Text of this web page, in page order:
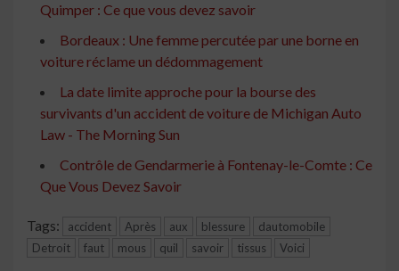
Quimper : Ce que vous devez savoir
Bordeaux : Une femme percutée par une borne en
voiture réclame un dédommagement
La date limite approche pour la bourse des
survivants d'un accident de voiture de Michigan Auto
Law - The Morning Sun
Contrôle de Gendarmerie à Fontenay-le-Comte : Ce
Que Vous Devez Savoir
Tags: accident Après aux blessure
dautomobile
Detroit
faut mous quil savoir tissus Voici